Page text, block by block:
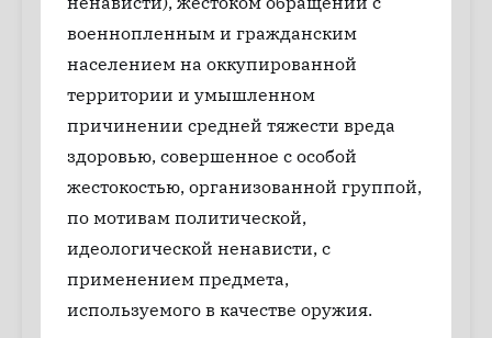
военнопленным и гражданским
населением на оккупированной
территории и умышленном
причинении средней тяжести вреда
здоровью, совершенное с особой
жестокостью, организованной группой,
по мотивам политической,
идеологической ненависти, с
применением предмета,
используемого в качестве оружия.